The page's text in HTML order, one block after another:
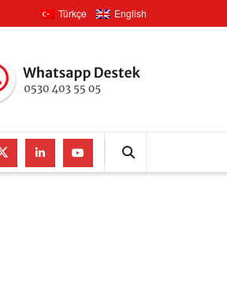
Türkçe English